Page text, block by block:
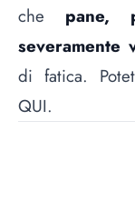
che pane,
severamente
di fatica.
QUI.